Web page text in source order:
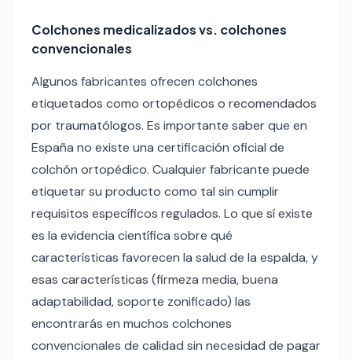
Colchones medicalizados vs. colchones
convencionales
Algunos fabricantes ofrecen colchones
etiquetados como ortopédicos o recomendados
por traumatólogos. Es importante saber que en
España no existe una certificación oficial de
colchón ortopédico. Cualquier fabricante puede
etiquetar su producto como tal sin cumplir
requisitos específicos regulados. Lo que sí existe
es la evidencia científica sobre qué
características favorecen la salud de la espalda, y
esas características (firmeza media, buena
adaptabilidad, soporte zonificado) las
encontrarás en muchos colchones
convencionales de calidad sin necesidad de pagar